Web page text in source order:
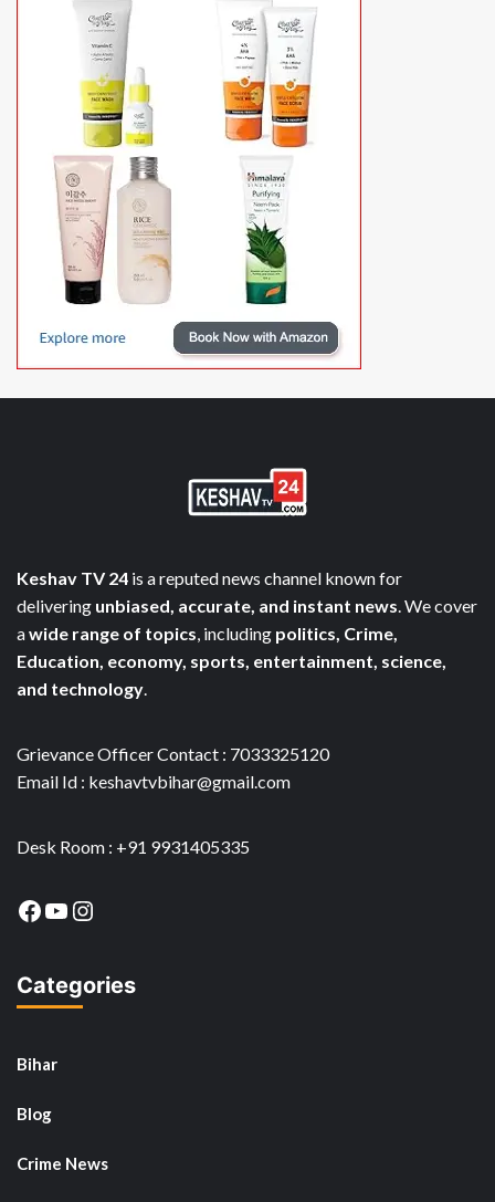
Keshav TV 24 is a reputed news channel known for
delivering unbiased, accurate, and instant news. We cover
awide range of topics, including politics, Crime,
Education, economy, sports, entertainment, science,
and technology.
Grievance Officer Contact : 7033325120
Email Id : keshavtvbihar@gmail.com
Desk Room : +91 9931405335
Facebook
YouTube
Instagram
Categories
Bihar
Blog
Crime News